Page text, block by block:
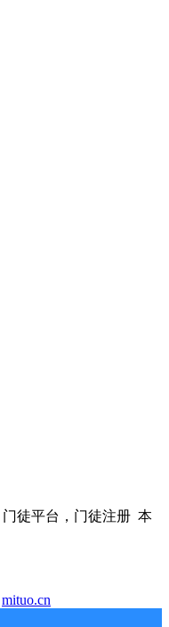
门徒平台，门徒注册 本
mituo.cn